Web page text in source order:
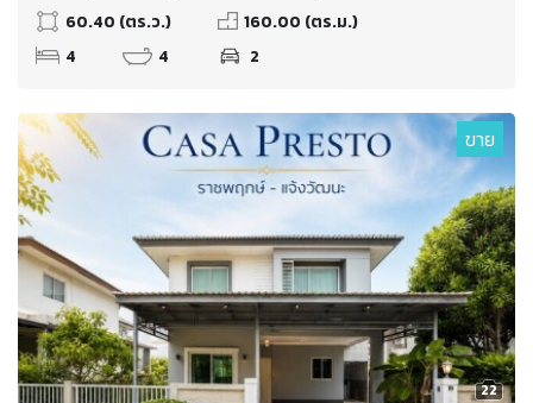
60.40 (ตร.ว.)
160.00 (ตร.ม.)
4
4 2
22
ขาย